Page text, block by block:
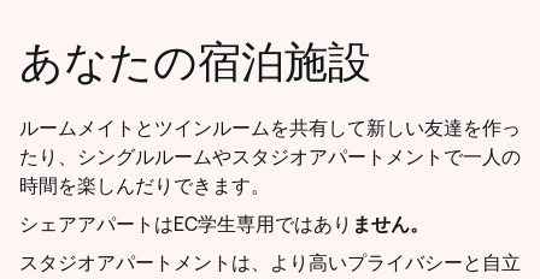
あなたの宿泊施設
ルームメイトとツインルームを共有して新しい友達を作っ
たり、シングルルームやスタジオアパートメントで一人の
時間を楽しんだりできます。
シェアアパートはEC学生専用ではあり ません。
スタジオアパートメントは、より高いプライバシーと自立